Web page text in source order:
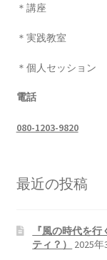
＊講座
＊実践教室
＊個人セッション
電話
080-1203-9820
最近の投稿
『風の時代を
ティ？）
2025年